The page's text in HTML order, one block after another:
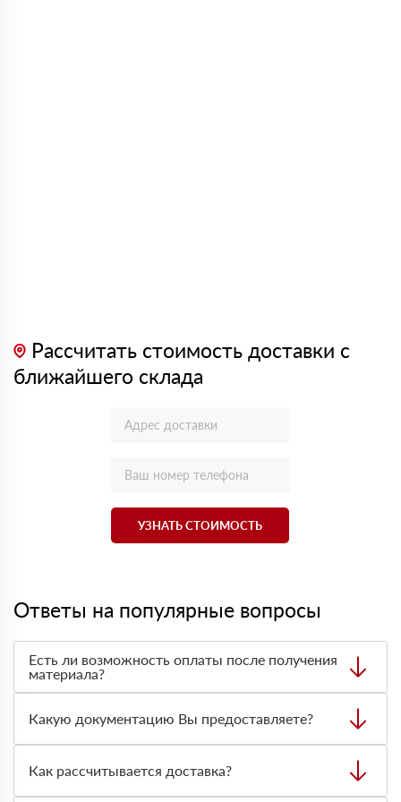
Рассчитать стоимость доставки с
ближайшего склада
УЗНАТЬ СТОИМОСТЬ
Ответы на популярные вопросы
Есть ли возможность оплаты после получения
материала?
оплата по факту получения товара. При этом, если
доставленный товар был ненадлежащего качества, то
Вы вправе от него отказаться.
Какую документацию Вы предоставляете?
сертификаты и паспорта качества, а также товарно-
транспортную накладную.
Как рассчитывается доставка?